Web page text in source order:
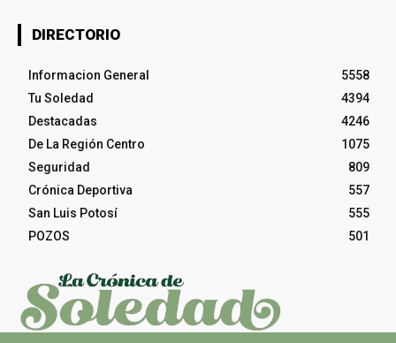
DIRECTORIO
Informacion General
5558
Tu Soledad
4394
Destacadas
4246
De La Región Centro
1075
Seguridad
809
Crónica Deportiva
557
San Luis Potosí
555
POZOS
501